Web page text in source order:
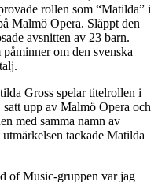
rollen som “Matilda” i
Malmö Opera. Släppt den
avsnitten av 23 barn.
om den svenska
Gross spelar titelrollen i
upp av Malmö Opera och
med samma namn av
tackade Matilda
of Music-gruppen var jag